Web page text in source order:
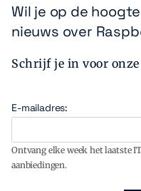
Wil je op de
nieuws over
Schrijf je in voor
E-mailadres:
Ontvang elke week het laatste
aanbiedingen.